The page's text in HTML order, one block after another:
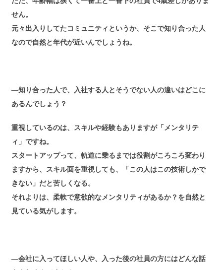
せん。
元々出入りしてたコミュニティというか、そこで知り合った人
なので自然と年代が近いんでしょうね。
―知り合った人で、入社する人とそうでない人の違いはどこに
あるんでしょう？
重視しているのは、スキルや経験もありますが「メンタリテ
ィ」ですね。
スタートアップって、軌道に乗るまでは役割がころころ変わり
ますから、スキル面を重視しても、「この人はこの技術しかで
きない」だと苦しくなる。
それよりは、柔軟で意欲的なメンタリティがあるか？を自然と
見ている気がします。
―会社に入ってほしい人や、入った後の社員の方にはどんな話